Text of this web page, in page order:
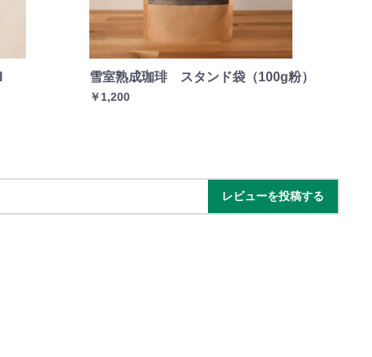
雪室熟成珈琲 スタンド袋（100g粉）
￥1,200
レビューを投稿する